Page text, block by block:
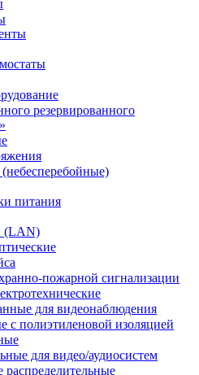
резервированного
питания
(LAN)
пожарной сигнализации
для видеонаблюдения
с полиэтиленовой изоляцией
для видео/аудиосистем